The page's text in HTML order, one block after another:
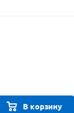
В корзину